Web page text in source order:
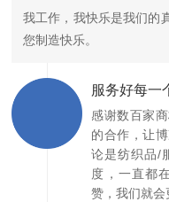
我工作，我快乐是我们的
您制造快乐。
服务好每一
感谢数百家
的合作，让
论是纺织品/
度，一直都
赞，我们就会